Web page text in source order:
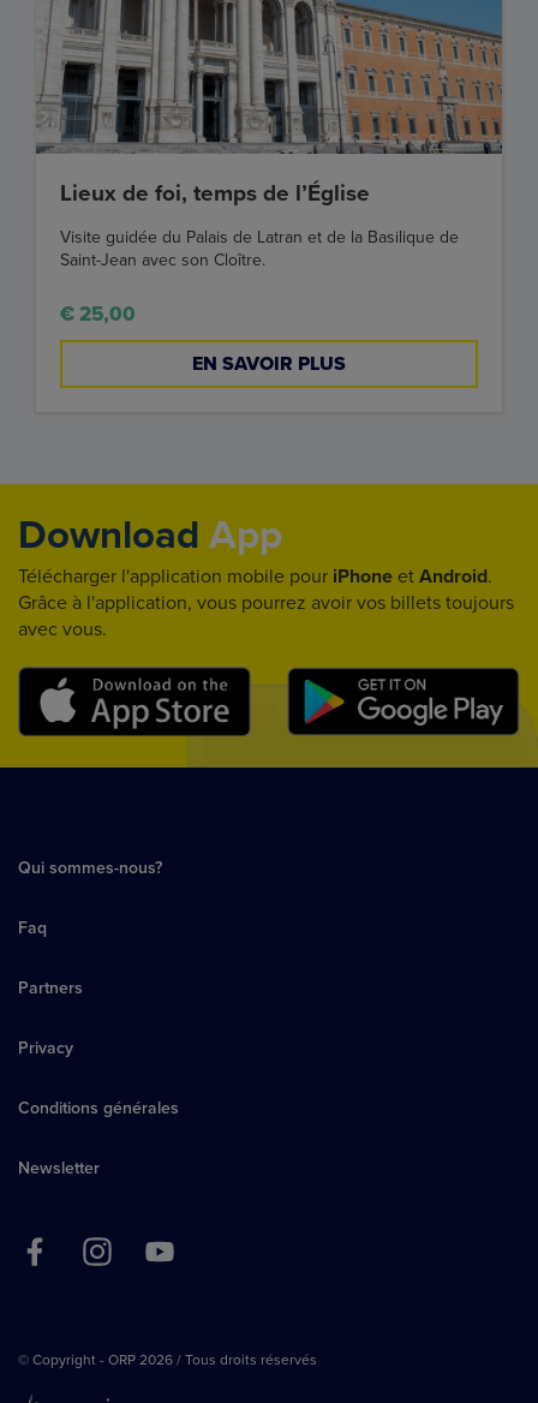
Lieux de foi, temps de l’Église
Visite guidée du Palais de Latran et de la Basilique de
Saint-Jean avec son Cloître.
€ 25,00
EN SAVOIR PLUS
Download App
Télécharger l'application mobile pour iPhone et Android.
Grâce à l'application, vous pourrez avoir vos billets toujours
avec vous.
Qui sommes-nous?
Faq
Partners
Privacy
Conditions générales
Newsletter
© Copyright - ORP 2026 / Tous droits réservés